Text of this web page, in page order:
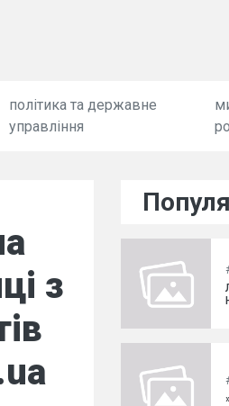
політика та державне
управління
з